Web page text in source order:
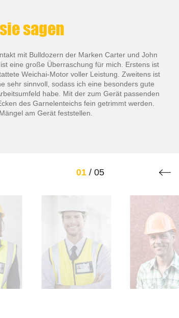
sagen
mit Bulldozern der Marken Carter und John
eine große Überraschung für mich. Erstens ist
Weichai-Motor voller Leistung. Zweitens ist
sehr sinnvoll, sodass ich eine besonders gute
habe. Mit der zum Gerät passenden
des Garnelenteichs fein getrimmt werden.
am Gerät feststellen.
01 /05 